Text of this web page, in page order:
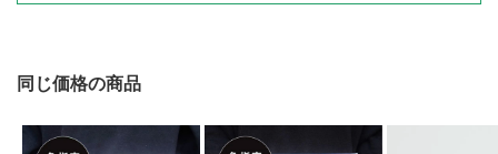
同じ価格の商品